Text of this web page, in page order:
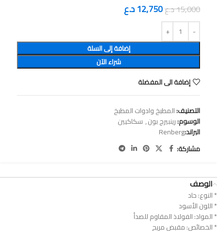
15,000د.ع12,750د.ع
إضافة إلى السلة
شراء الآن
إضافة الى المفضلة
التصنيف:المطبخ وادوات المطبخ
الوسوم:رينبيرج بون, سكاكيين
البراند:Renberg
مشاركة:
الوصف
* النوع: حاد
* اللون الأسود
* المواد: الفولاذ المقاوم للصدأ
* الخصائص: مقبض مريح